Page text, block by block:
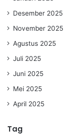
Desember 2025
November 2025
Agustus 2025
Juli 2025
Juni 2025
Mei 2025
April 2025
Tag